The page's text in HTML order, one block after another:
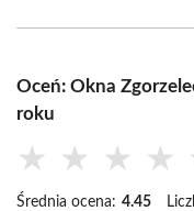
Oceń: Okna
roku
★ ★ ★ ★
Średnia ocena: 4.45